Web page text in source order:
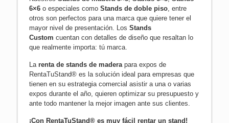
6×6o especiales como Stands de doble piso, entre
otros son perfectos para una marca que quiere tener el
mayor nivel de presentación. Los Stands
Custom cuentan con detalles de diseño que resaltan lo
que realmente importa: tú marca.
La renta de stands de madera para expos de
RentaTuStand® es la solución ideal para empresas que
tienen en su estrategia comercial asistir a una o varias
expos durante el año, quieren optimizar su presupuesto y
ante todo mantener la mejor imagen ante sus clientes.
¡Con RentaTuStand® es muy fácil rentar un stand!